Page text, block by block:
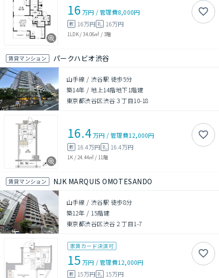
16 万円 /管理費8,000円
敷 16万円 礼 16万円
1LDK/34.06㎡ /3階
賃貸マンション パークハビオ渋谷
山手線 / 渋谷駅 徒歩5分
築14年 /地上14階地下1階建
東京都渋谷区渋谷３丁目10-18
16.4万円 /管理費12,000円
敷 16.4万円 礼 16.4万円
1K / 24.44㎡ / 11階
賃貸マンション NJK MARQUIS OMOTESANDO
山手線 / 渋谷駅 徒歩8分
築12年 / 15階建
東京都渋谷区渋谷２丁目1-7
家賃カード決済可
15 万円 /管理費12,000円
敷 15万円 礼 15万円